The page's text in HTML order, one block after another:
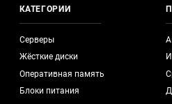
КАТЕГОРИИ
Серверы
Жёсткие диски
Оперативная память
Блоки питания